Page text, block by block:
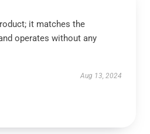
it matches the
operates without any
Aug 13, 2024